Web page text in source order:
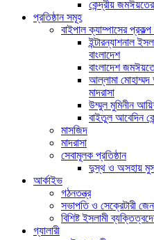
কেন্দ্রীয়
প্রতিষ্ঠান সমূহ
বাইপাল ক্যাম্পাসের
ইন্টারন্যাশনাল
বাংলাদেশ
বাংলাদেশ
আল্লামা
মাদরাসা
উম্মুল মুমিনীন
বাইতুল আবেদিন
মাসজিদ
মাদরাসা
সেবামূলক প্রতিষ্ঠান
দুস্থ ও অসহায়
আর্কাইভ
গঠনতন্ত্র
সভাপতি ও সেক্রেটারী
বিশিষ্ট ইসলামী
গ্যালারী